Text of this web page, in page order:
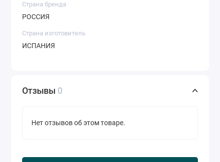
Страна бренда
РОССИЯ
Страна изготовитель
ИСПАНИЯ
Отзывы 0
Нет отзывов об этом товаре.